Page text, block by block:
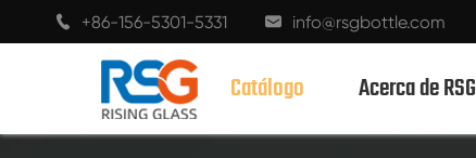
 +86-156-5301-5331  info@rsgbottle.com
Catálogo Acerca de RSG